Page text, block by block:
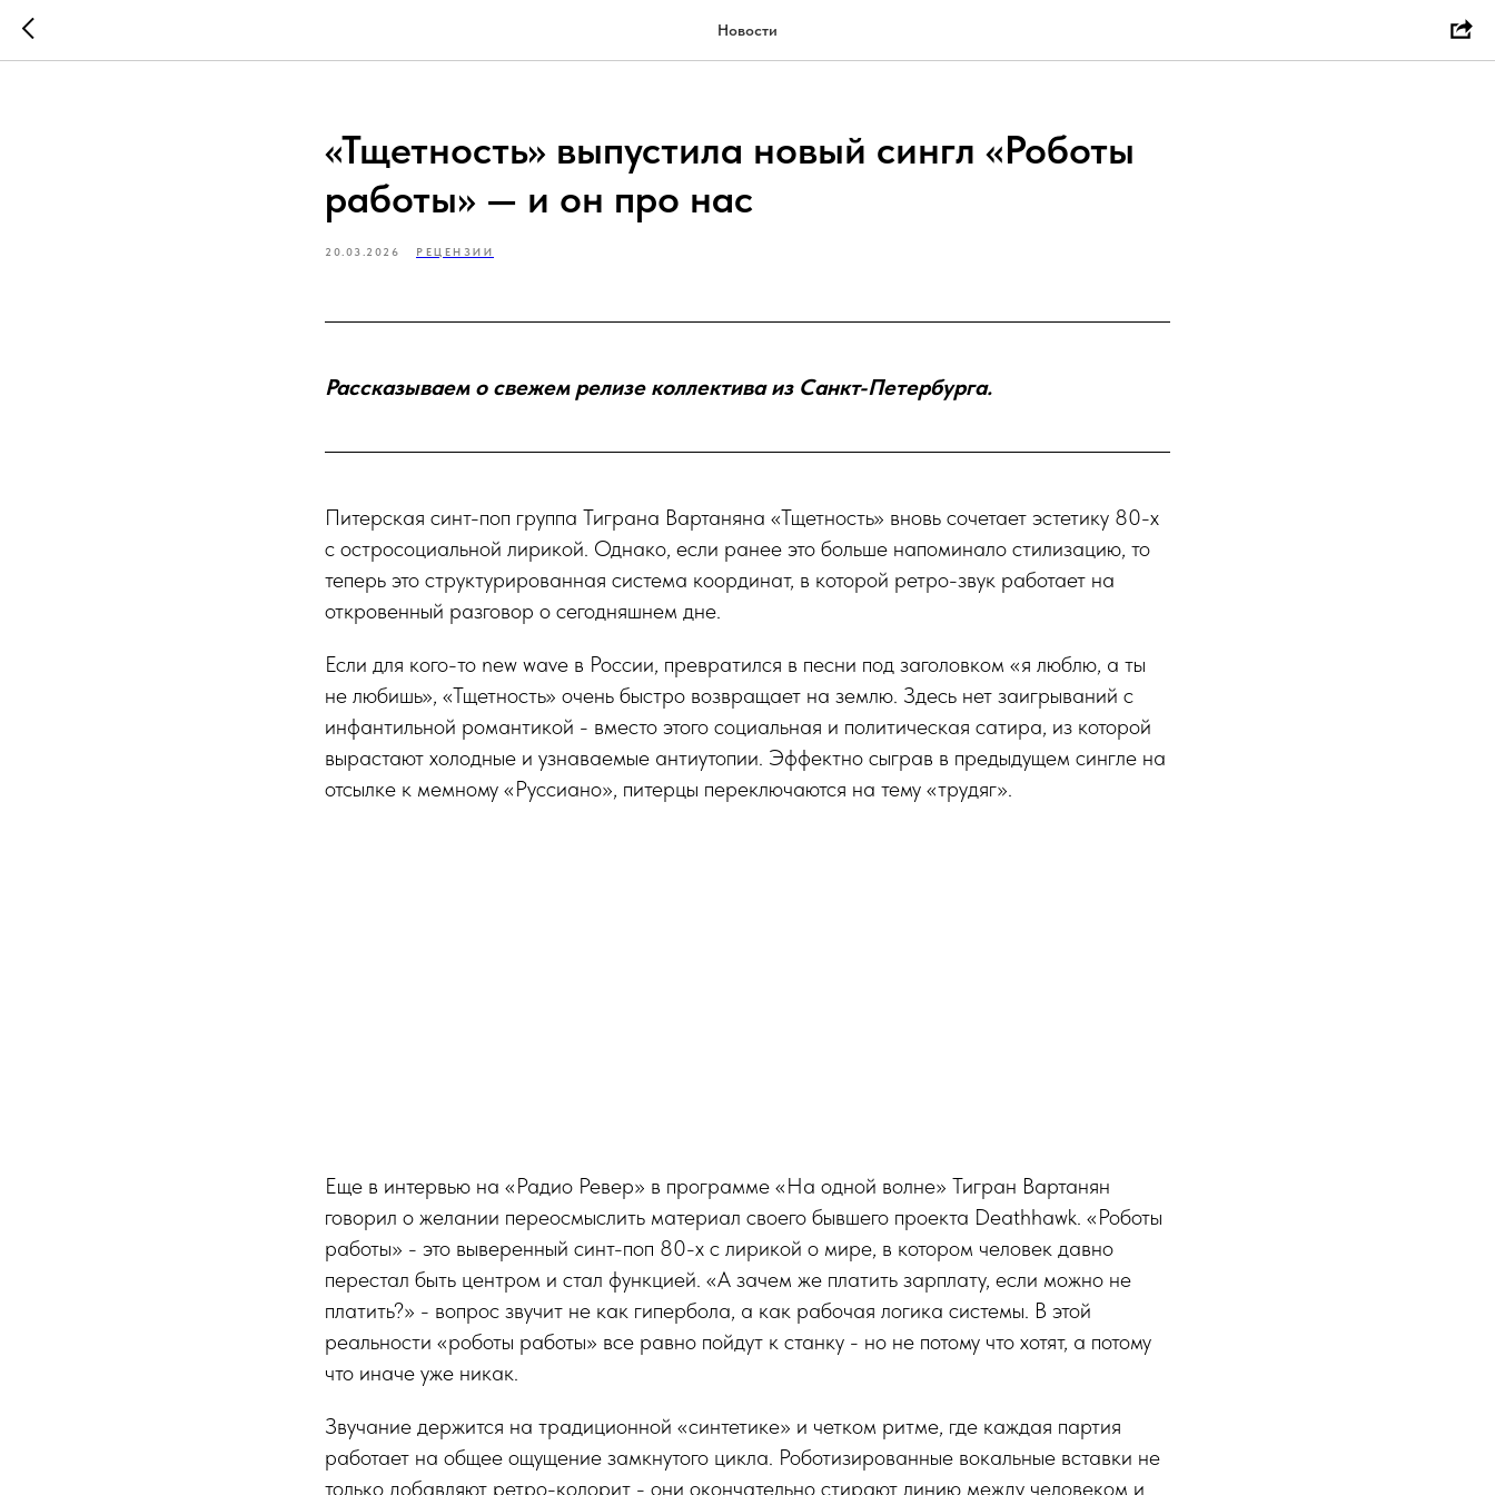
Новости
«Тщетность» выпустила новый сингл «Роботы
работы» — и он про нас
20.03.2026 РЕЦЕНЗИИ
Рассказываем о свежем релизе коллектива из Санкт-Петербурга.
Питерская синт-поп группа Тиграна Вартаняна «Тщетность» вновь сочетает эстетику 80-х
с остросоциальной лирикой. Однако, если ранее это больше напоминало стилизацию, то
теперь это структурированная система координат, в которой ретро-звук работает на
откровенный разговор о сегодняшнем дне.
Если для кого-то new wave в России, превратился в песни под заголовком «я люблю, а ты
не любишь», «Тщетность» очень быстро возвращает на землю. Здесь нет заигрываний с
инфантильной романтикой - вместо этого социальная и политическая сатира, из которой
вырастают холодные и узнаваемые антиутопии. Эффектно сыграв в предыдущем сингле на
отсылке к мемному «Руссиано», питерцы переключаются на тему «трудяг».
Еще в интервью на «Радио Ревер» в программе «На одной волне» Тигран Вартанян
говорил о желании переосмыслить материал своего бывшего проекта Deathhawk. «Роботы
работы» - это выверенный синт-поп 80-х с лирикой о мире, в котором человек давно
перестал быть центром и стал функцией. «А зачем же платить зарплату, если можно не
платить?» - вопрос звучит не как гипербола, а как рабочая логика системы. В этой
реальности «роботы работы» все равно пойдут к станку - но не потому что хотят, а потому
что иначе уже никак.
Звучание держится на традиционной «синтетике» и четком ритме, где каждая партия
работает на общее ощущение замкнутого цикла. Роботизированные вокальные вставки не
только добавляют ретро-колорит - они окончательно стирают линию между человеком и